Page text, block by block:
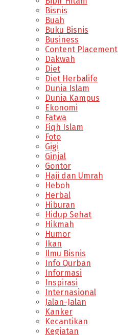
Bisnis
Buah
Buku Bisnis
Business
Content Placement
Dakwah
Diet
Diet Herbalife
Dunia Islam
Dunia Kampus
Ekonomi
Fatwa
Fiqh Islam
Foto
Gigi
Ginjal
Gontor
Haji dan Umrah
Heboh
Herbal
Hiburan
Hidup Sehat
Hikmah
Humor
Ikan
Ilmu Bisnis
Info Qurban
Informasi
Inspirasi
Internasional
Jalan-Jalan
Kanker
Kecantikan
Kegiatan